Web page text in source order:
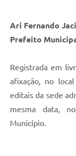
Ari Fernando
Prefeito
Registrada em
afixação, no
editais da sede
mesma data,
Município.